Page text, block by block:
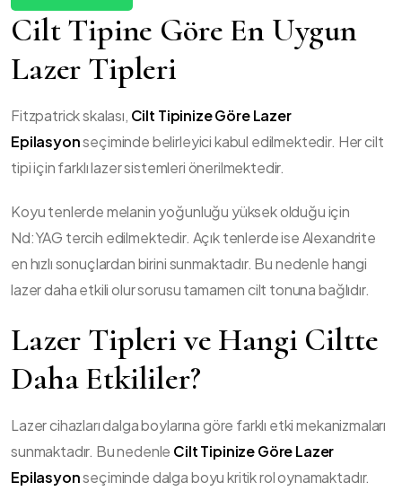
Cilt Tipine Göre En Uygun
Lazer Tipleri
Fitzpatrick skalası, Cilt Tipinize Göre Lazer
Epilasyonseçiminde belirleyici kabul edilmektedir. Her cilt
tipi için farklı lazer sistemleri önerilmektedir.
Koyu tenlerde melanin yoğunluğu yüksek olduğu için
Nd:YAG tercih edilmektedir. Açık tenlerde ise Alexandrite
en hızlı sonuçlardan birini sunmaktadır. Bu nedenle hangi
lazer daha etkili olur sorusu tamamen cilt tonuna bağlıdır.
Lazer Tipleri ve Hangi Ciltte
Daha Etkililer?
Lazer cihazları dalga boylarına göre farklı etki mekanizmaları
sunmaktadır. Bu nedenle Cilt Tipinize Göre Lazer
Epilasyonseçiminde dalga boyu kritik rol oynamaktadır.